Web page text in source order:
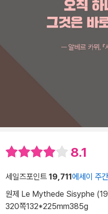
8.1
세일즈포인트 19,711에세이 주
원제 Le Mythede Sisyphe
320쪽132*225mm385g